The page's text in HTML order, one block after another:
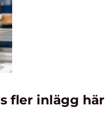
fler inlägg här